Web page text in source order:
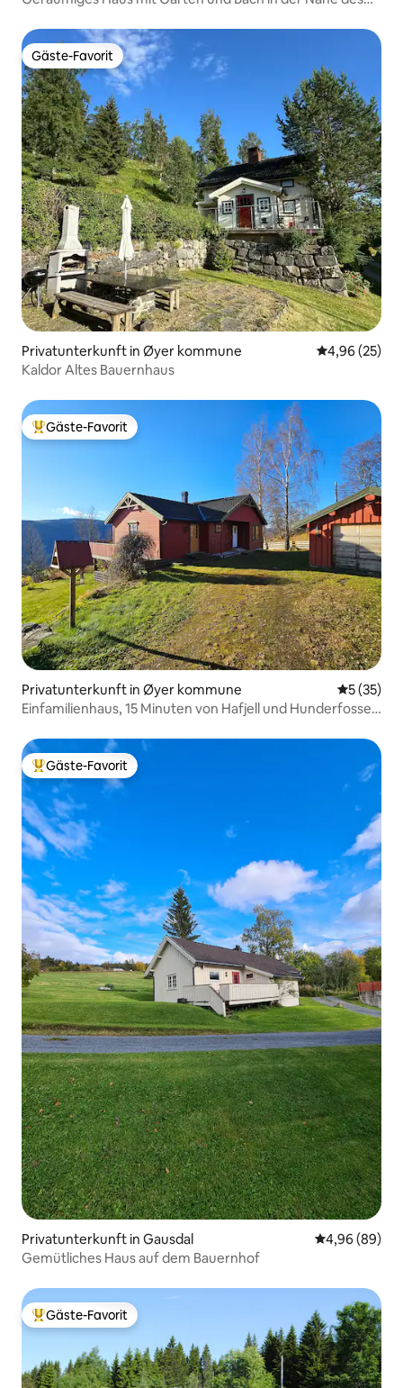
Gäste-Favorit
Gäste-Favorit
Privatunterkunft in Øyer kommune
4,96 (25)
Kaldor Altes Bauernhaus
Beliebter Gäste-Favorit.
Gäste-Favorit
Privatunterkunft in Øyer kommune
5 (35)
Einfamilienhaus, 15 Minuten von Hafjell und Hunderfossen
Beliebter Gäste-Favorit.
Gäste-Favorit
Privatunterkunft in Gausdal
4,96 (89)
Gemütliches Haus auf dem Bauernhof
Beliebter Gäste-Favorit.
Gäste-Favorit